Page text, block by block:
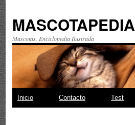
MASCOTAPEDIA
Mascotas. Enciclopedia Ilustrada
Saltar
Inicio Contacto Test